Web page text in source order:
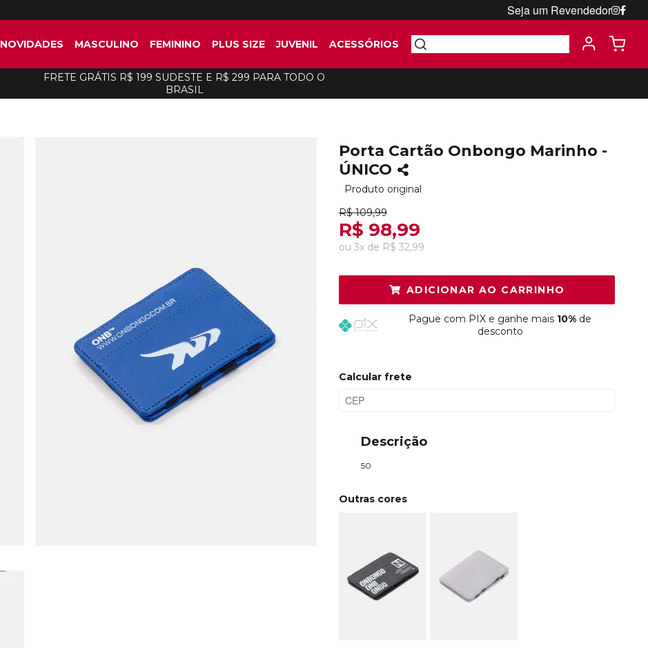
Seja um Revendedor
NOVIDADES MASCULINO FEMININO PLUS SIZE JUVENIL ACESSÓRIOS
FRETE GRÁTIS R$ 199 SUDESTE E R$ 299 PARA TODO O
BRASIL
Porta Cartão Onbongo Marinho -
ÚNICO
Produto original
R$ 109,99
R$ 98,99
ou 3x de R$ 32,99
ADICIONAR AO CARRINHO
Pague com PIX e ganhe mais 10% de
desconto
Calcular frete
Descrição
50
Outras cores